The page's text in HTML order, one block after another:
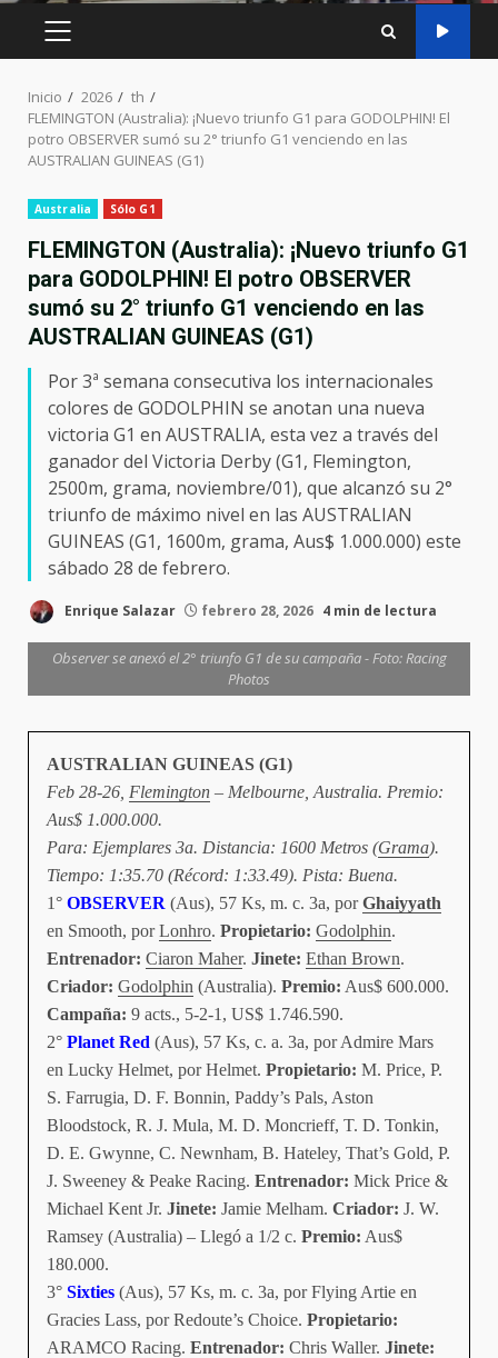
MENÚ
Inicio 2026
th
FLEMINGTON (Australia): ¡Nuevo triunfo G1 para GODOLPHIN! El
potro OBSERVER sumó su 2° triunfo G1 venciendo en las
AUSTRALIAN GUINEAS (G1)
Australia Sólo G1
FLEMINGTON (Australia): ¡Nuevo triunfo G1
para GODOLPHIN! El potro OBSERVER
sumó su 2° triunfo G1 venciendo en las
AUSTRALIAN GUINEAS (G1)
Por 3ª semana consecutiva los internacionales
colores de GODOLPHIN se anotan una nueva
victoria G1 en AUSTRALIA, esta vez a través del
ganador del Victoria Derby (G1, Flemington,
2500m, grama, noviembre/01), que alcanzó su 2°
triunfo de máximo nivel en las AUSTRALIAN
GUINEAS (G1, 1600m, grama, Aus$ 1.000.000) este
sábado 28 de febrero.
Enrique Salazar febrero 28, 2026 4 min de lectura
Observer se anexó el 2° triunfo G1 de su campaña - Foto: Racing
Photos
AUSTRALIAN GUINEAS (G1)
Feb 28-26, Flemington – Melbourne, Australia. Premio:
Aus$ 1.000.000.
Para: Ejemplares 3a. Distancia: 1600 Metros (Grama).
Tiempo: 1:35.70 (Récord: 1:33.49). Pista: Buena.
1° OBSERVER (Aus), 57 Ks, m. c. 3a, porGhaiyyath
en Smooth, porLonhro. Propietario: Godolphin.
Entrenador: Ciaron Maher. Jinete: Ethan Brown.
Criador: Godolphin (Australia). Premio: Aus$ 600.000.
Campaña: 9 acts., 5-2-1, US$ 1.746.590.
2° Planet Red (Aus), 57 Ks, c. a. 3a, por Admire Mars
en Lucky Helmet, por Helmet. Propietario: M. Price, P.
S. Farrugia, D. F. Bonnin, Paddy’s Pals, Aston
Bloodstock, R. J. Mula, M. D. Moncrieff, T. D. Tonkin,
D. E. Gwynne, C. Newnham, B. Hateley, That’s Gold, P.
J. Sweeney & Peake Racing. Entrenador: Mick Price &
Michael Kent Jr. Jinete: Jamie Melham. Criador: J. W.
Ramsey (Australia) – Llegó a 1/2 c. Premio: Aus$
180.000.
3° Sixties (Aus), 57 Ks, m. c. 3a, por Flying Artie en
Gracies Lass, por Redoute’s Choice. Propietario:
ARAMCO Racing. Entrenador: Chris Waller. Jinete: